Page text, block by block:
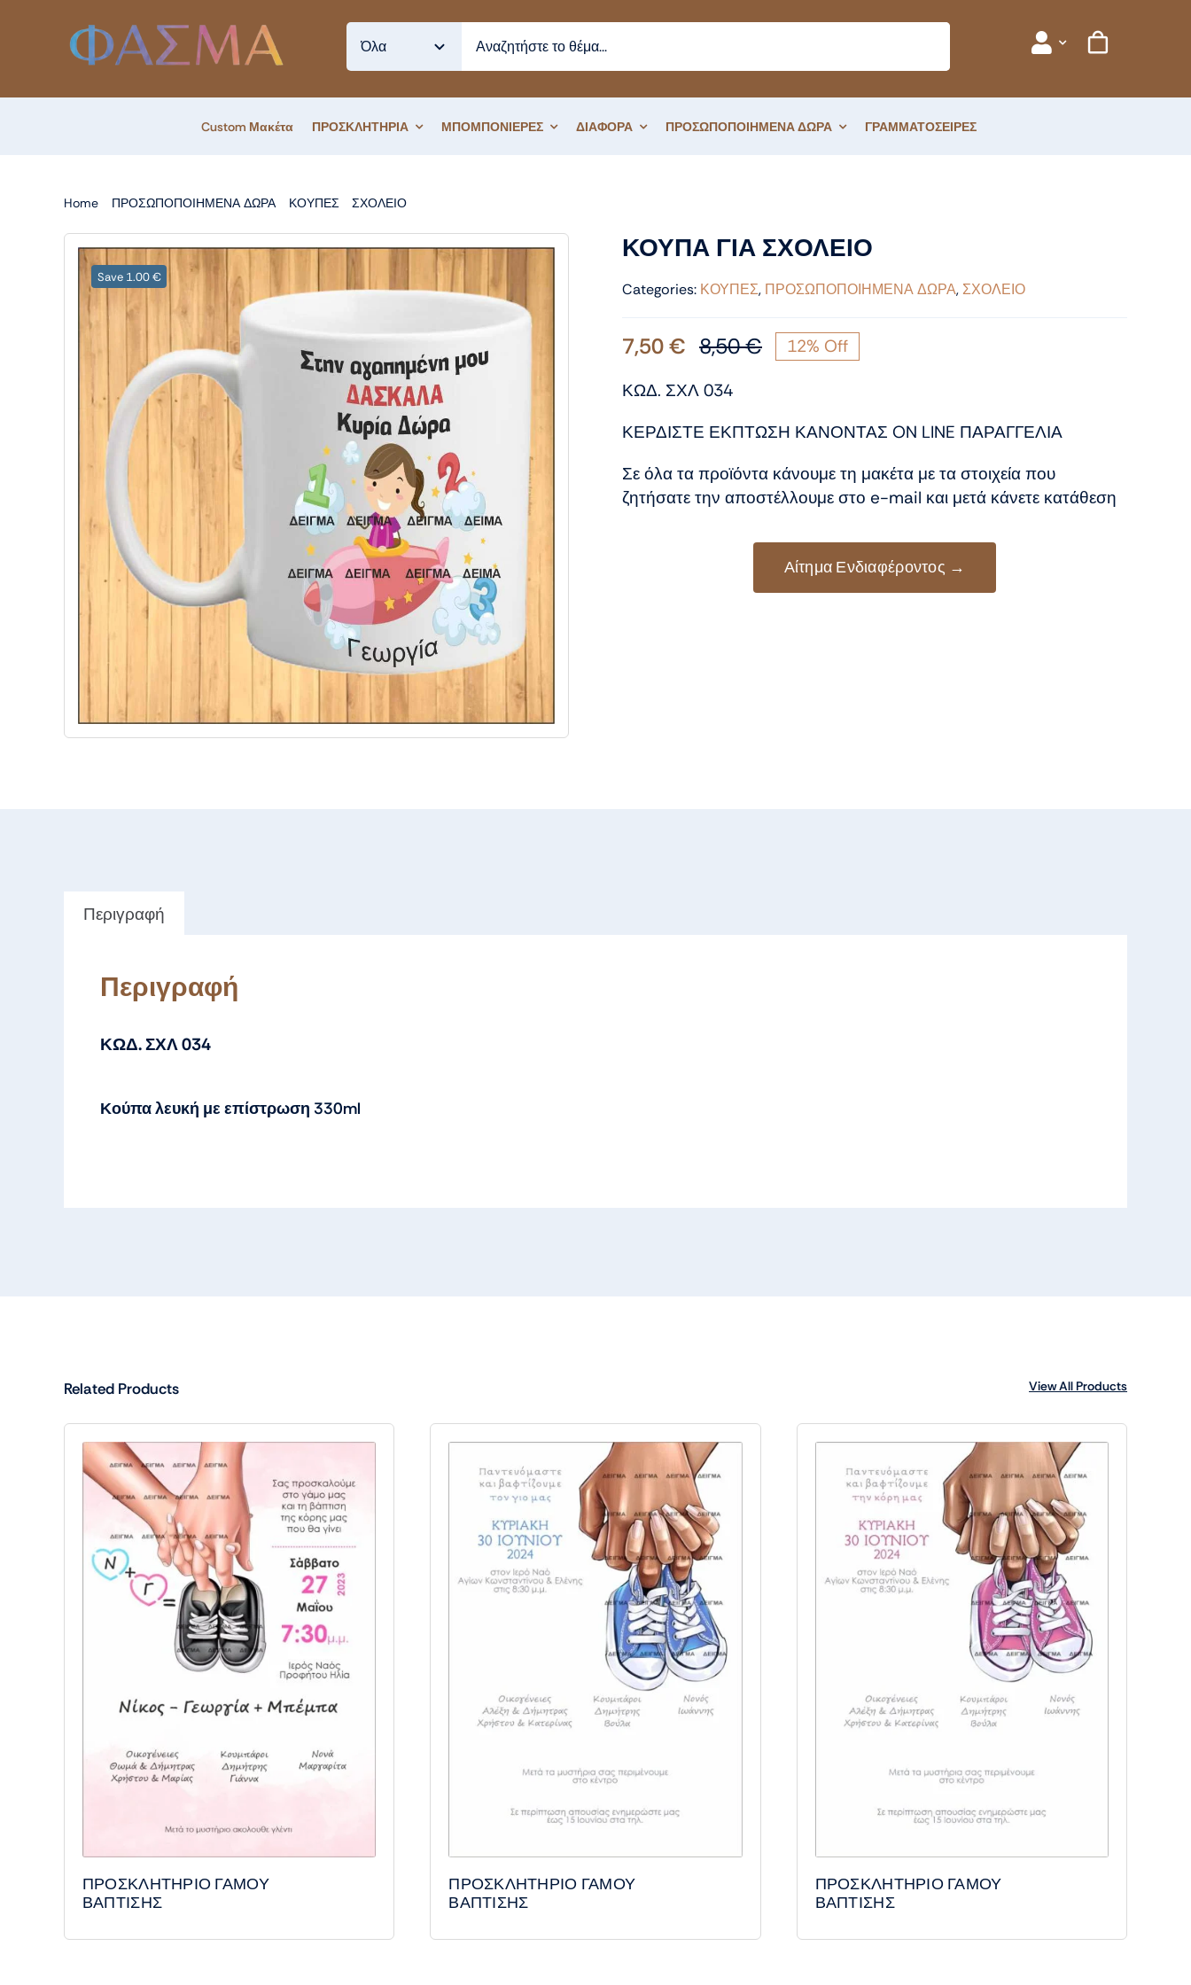
Custom Μακέτα ΠΡΟΣΚΛΗΤΗΡΙΑ ΜΠΟΜΠΟΝΙΕΡΕΣ ΔΙΑΦΟΡΑ ΠΡΟΣΩΠΟΠΟΙΗΜΕΝΑ ΔΩΡΑ ΓΡΑΜΜΑΤΟΣΕΙΡΕΣ
Home ΠΡΟΣΩΠΟΠΟΙΗΜΕΝΑ ΔΩΡΑ ΚΟΥΠΕΣ ΣΧΟΛΕΙΟ
Save 1.00 €
ΚΟΥΠΑ ΓΙΑ ΣΧΟΛΕΙΟ
Categories: ΚΟΥΠΕΣ, ΠΡΟΣΩΠΟΠΟΙΗΜΕΝΑ ΔΩΡΑ,ΣΧΟΛΕΙΟ
8,50€Original
8,50 €.
7,50€
Η
είναι:
12% Off
ΚΩΔ. ΣΧΛ 034
ΚΕΡΔΙΣΤΕ ΕΚΠΤΩΣΗ ΚΑΝΟΝΤΑΣ ON LINE ΠΑΡΑΓΓΕΛΙΑ
Σε όλα τα προϊόντα κάνουμε τη μακέτα με τα στοιχεία που
ζητήσατε την αποστέλλουμε στο e-mail και μετά κάνετε κατάθεση
Αίτημα Ενδιαφέροντος →
Περιγραφή
Περιγραφή
ΚΩΔ. ΣΧΛ 034
Κούπα λευκή με επίστρωση 330ml
Related Products View All Products
ΠΡΟΣΚΛΗΤΗΡΙΟ ΓΑΜΟΥ
ΒΑΠΤΙΣΗΣ
ΠΡΟΣΚΛΗΤΗΡΙΟ ΓΑΜΟΥ
ΒΑΠΤΙΣΗΣ
ΠΡΟΣΚΛΗΤΗΡΙΟ ΓΑΜΟΥ
ΒΑΠΤΙΣΗΣ